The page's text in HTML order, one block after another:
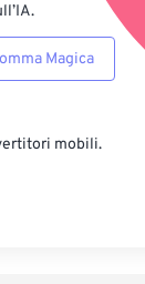
Magica
mobili.